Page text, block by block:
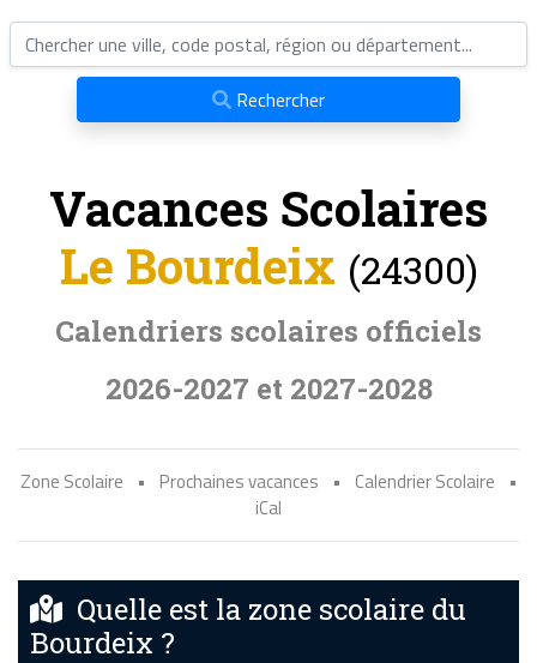
Rechercher
Vacances Scolaires
Le Bourdeix (24300)
Calendriers scolaires officiels
2026-2027 et 2027-2028
Zone Scolaire • Prochaines vacances • Calendrier Scolaire
•
iCal
Quelle est la zone scolaire du
Bourdeix ?